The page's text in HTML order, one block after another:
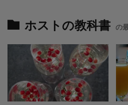
ホストの教科書 の